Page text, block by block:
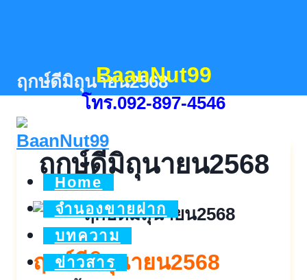
content
BaanNut99
โทร.092-897-4546
Home
จำนองขายฝาก
บทความ
ข่าวสาร
ฤกษ์ดีมิถุนายน2568
ฤกษ์ดีมิถุนายน2568
ฤกษ์ดีมิถุนายน2568